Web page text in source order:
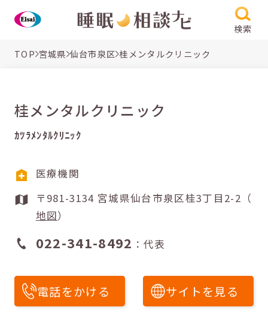
検索
TOP 宮城県 仙台市泉区 桂メンタルクリニック
桂メンタルクリニック
ｶﾂﾗﾒﾝﾀﾙｸﾘﾆｯｸ
医療機関
〒981-3134 宮城県仙台市泉区桂3丁目2-2（
地図）
022-341-8492 ：代表
電話をかける サイトを見る